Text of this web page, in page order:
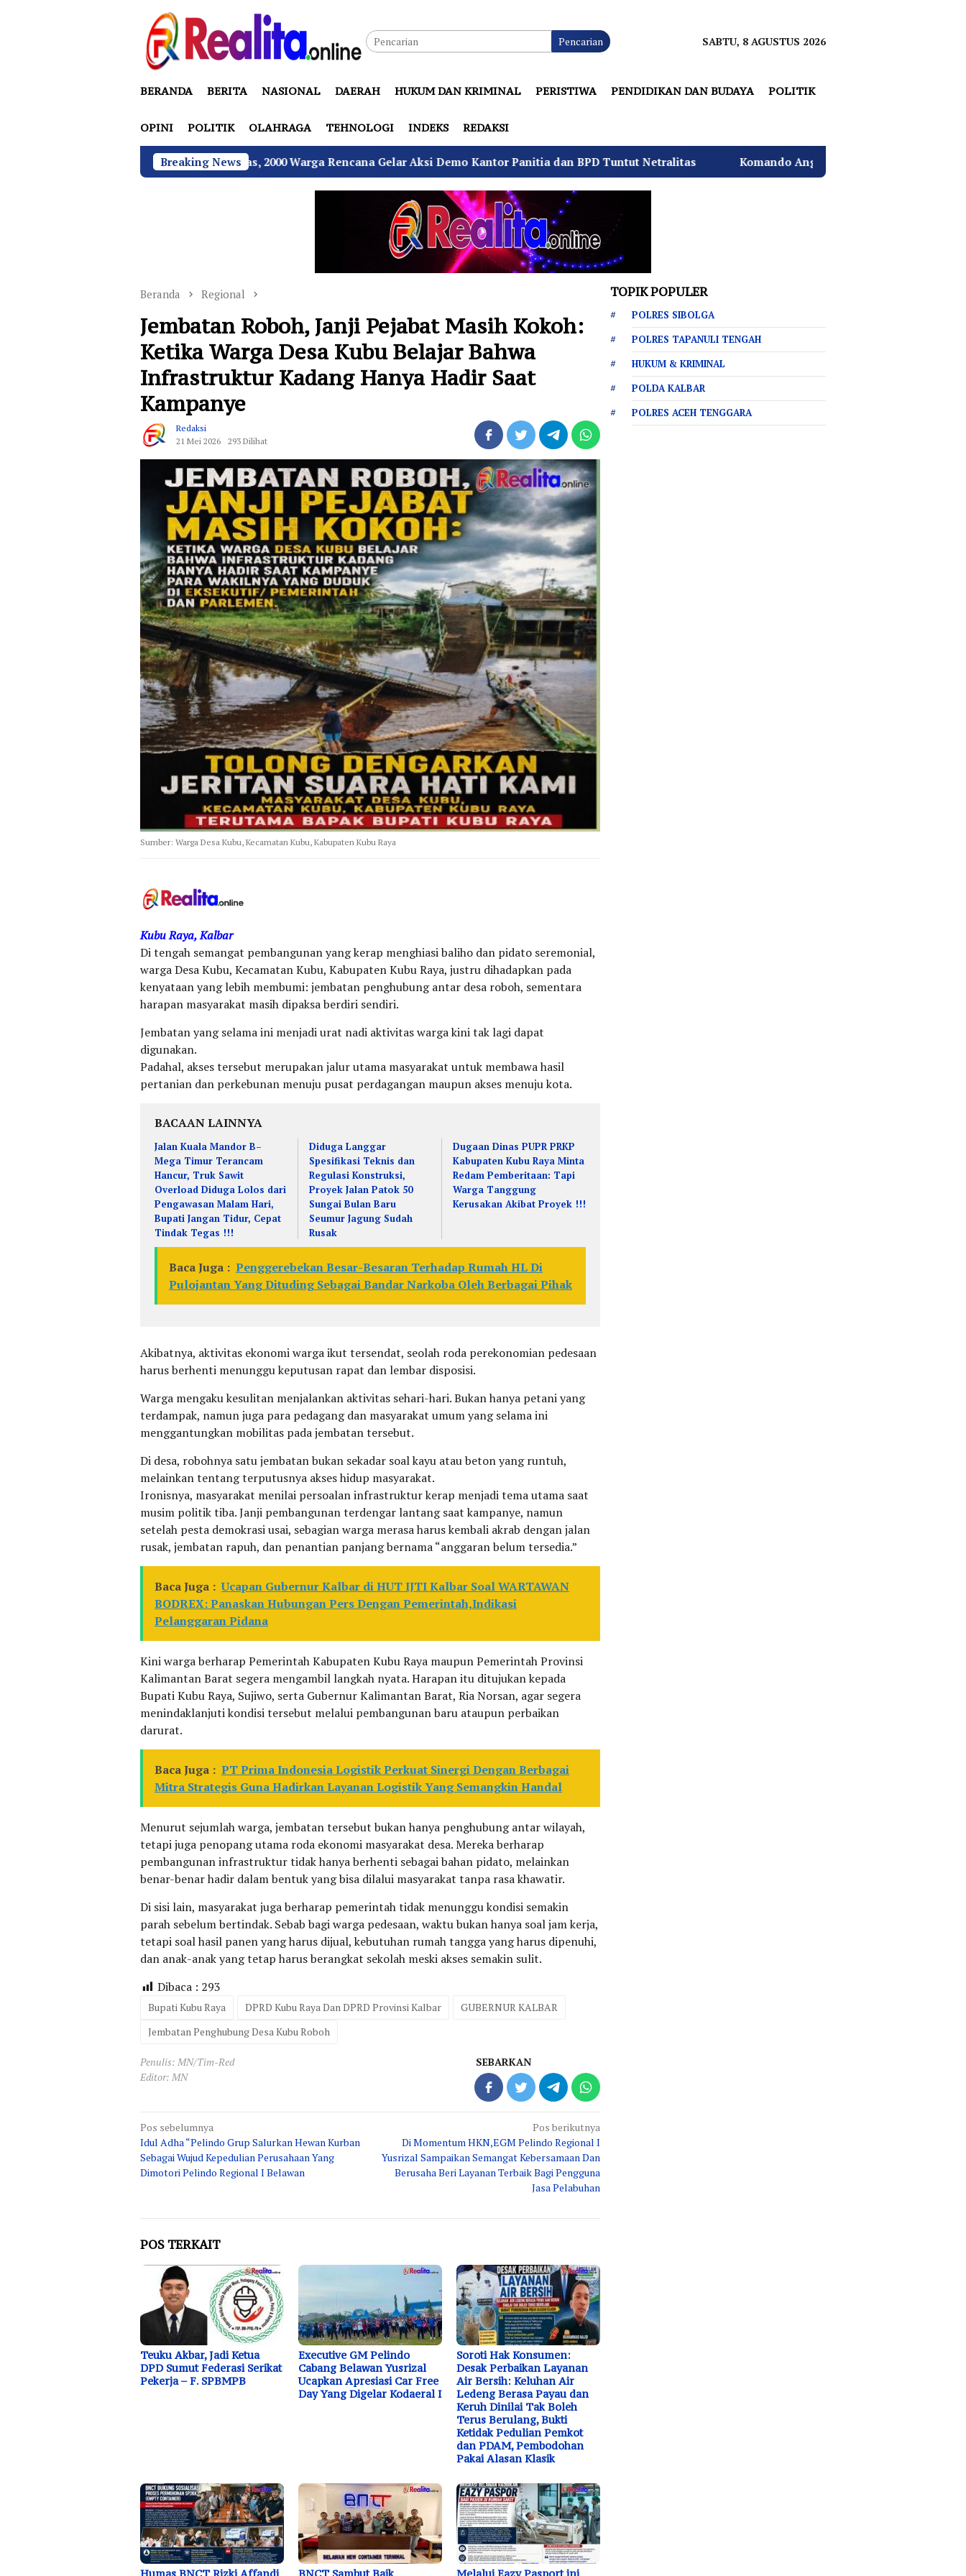
Pencarian SABTU, 8 AGUSTUS 2026
BERANDA BERITA NASIONAL DAERAH HUKUM DAN KRIMINAL PERISTIWA PENDIDIKAN DAN BUDAYA POLITIK
OPINI POLITIK OLAHRAGA TEHNOLOGI INDEKS REDAKSI
Breaking News
Sukamulya Memanas, 2000 Warga Rencana Gelar Aksi Demo Kantor Panitia dan BPD Tuntut Netralitas Komando Angkatan Laut I Beri Warna Baru Ciptakan
Beranda Regional
Jembatan Roboh, Janji Pejabat Masih Kokoh:
Ketika Warga Desa Kubu Belajar Bahwa
Infrastruktur Kadang Hanya Hadir Saat
Kampanye
Redaksi
21 Mei 2026
293 Dilihat
Sumber: Warga Desa Kubu, Kecamatan Kubu, Kabupaten Kubu Raya
Kubu Raya, Kalbar
Di tengah semangat pembangunan yang kerap menghiasi baliho dan pidato seremonial,
warga Desa Kubu, Kecamatan Kubu, Kabupaten Kubu Raya, justru dihadapkan pada
kenyataan yang lebih membumi: jembatan penghubung antar desa roboh, sementara
harapan masyarakat masih dipaksa berdiri sendiri.
Jembatan yang selama ini menjadi urat nadi aktivitas warga kini tak lagi dapat
digunakan.
Padahal, akses tersebut merupakan jalur utama masyarakat untuk membawa hasil
pertanian dan perkebunan menuju pusat perdagangan maupun akses menuju kota.
BACAAN LAINNYA
Jalan Kuala Mandor B–
Mega Timur Terancam
Hancur, Truk Sawit
Overload Diduga Lolos dari
Pengawasan Malam Hari,
Bupati Jangan Tidur, Cepat
Tindak Tegas !!!
Diduga Langgar
Spesifikasi Teknis dan
Regulasi Konstruksi,
Proyek Jalan Patok 50
Sungai Bulan Baru
Seumur Jagung Sudah
Rusak
Dugaan Dinas PUPR PRKP
Kabupaten Kubu Raya Minta
Redam Pemberitaan: Tapi
Warga Tanggung
Kerusakan Akibat Proyek !!!
Baca Juga : Penggerebekan Besar-Besaran Terhadap Rumah HL Di
Pulojantan Yang Dituding Sebagai Bandar Narkoba Oleh Berbagai Pihak
Akibatnya, aktivitas ekonomi warga ikut tersendat, seolah roda perekonomian pedesaan
harus berhenti menunggu keputusan rapat dan lembar disposisi.
Warga mengaku kesulitan menjalankan aktivitas sehari-hari. Bukan hanya petani yang
terdampak, namun juga para pedagang dan masyarakat umum yang selama ini
menggantungkan mobilitas pada jembatan tersebut.
Di desa, robohnya satu jembatan bukan sekadar soal kayu atau beton yang runtuh,
melainkan tentang terputusnya akses hidup masyarakat.
Ironisnya, masyarakat menilai persoalan infrastruktur kerap menjadi tema utama saat
musim politik tiba. Janji pembangunan terdengar lantang saat kampanye, namun
setelah pesta demokrasi usai, sebagian warga merasa harus kembali akrab dengan jalan
rusak, jembatan rapuh, dan penantian panjang bernama “anggaran belum tersedia.”
Baca Juga : Ucapan Gubernur Kalbar di HUT IJTI Kalbar Soal WARTAWAN
BODREX: Panaskan Hubungan Pers Dengan Pemerintah,Indikasi
Pelanggaran Pidana
Kini warga berharap Pemerintah Kabupaten Kubu Raya maupun Pemerintah Provinsi
Kalimantan Barat segera mengambil langkah nyata. Harapan itu ditujukan kepada
Bupati Kubu Raya, Sujiwo, serta Gubernur Kalimantan Barat, Ria Norsan, agar segera
menindaklanjuti kondisi tersebut melalui pembangunan baru ataupun perbaikan
darurat.
Baca Juga : PT Prima Indonesia Logistik Perkuat Sinergi Dengan Berbagai
Mitra Strategis Guna Hadirkan Layanan Logistik Yang Semangkin Handal
Menurut sejumlah warga, jembatan tersebut bukan hanya penghubung antar wilayah,
tetapi juga penopang utama roda ekonomi masyarakat desa. Mereka berharap
pembangunan infrastruktur tidak hanya berhenti sebagai bahan pidato, melainkan
benar-benar hadir dalam bentuk yang bisa dilalui masyarakat tanpa rasa khawatir.
Di sisi lain, masyarakat juga berharap pemerintah tidak menunggu kondisi semakin
parah sebelum bertindak. Sebab bagi warga pedesaan, waktu bukan hanya soal jam kerja,
tetapi soal hasil panen yang harus dijual, kebutuhan rumah tangga yang harus dipenuhi,
dan anak-anak yang tetap harus berangkat sekolah meski akses semakin sulit.
Dibaca : 293
Bupati Kubu Raya DPRD Kubu Raya Dan DPRD Provinsi Kalbar
GUBERNUR KALBAR
Jembatan Penghubung Desa Kubu Roboh
Penulis: MN/Tim-Red
Editor: MN
SEBARKAN
Navigasi
pos
Pos sebelumnya
Idul Adha “Pelindo Grup Salurkan Hewan Kurban
Sebagai Wujud Kepedulian Perusahaan Yang
Dimotori Pelindo Regional I Belawan
Pos berikutnya
Di Momentum HKN,EGM Pelindo Regional I
Yusrizal Sampaikan Semangat Kebersamaan Dan
Berusaha Beri Layanan Terbaik Bagi Pengguna
Jasa Pelabuhan
POS TERKAIT
Teuku Akbar, Jadi Ketua
DPD Sumut Federasi Serikat
Pekerja – F. SPBMPB
Executive GM Pelindo
Cabang Belawan Yusrizal
Ucapkan Apresiasi Car Free
Day Yang Digelar Kodaeral I
Soroti Hak Konsumen:
Desak Perbaikan Layanan
Air Bersih: Keluhan Air
Ledeng Berasa Payau dan
Keruh Dinilai Tak Boleh
Terus Berulang, Bukti
Ketidak Pedulian Pemkot
dan PDAM, Pembodohan
Pakai Alasan Klasik
TOPIK POPULER
POLRES SIBOLGA
POLRES TAPANULI TENGAH
HUKUM & KRIMINAL
POLDA KALBAR
POLRES ACEH TENGGARA